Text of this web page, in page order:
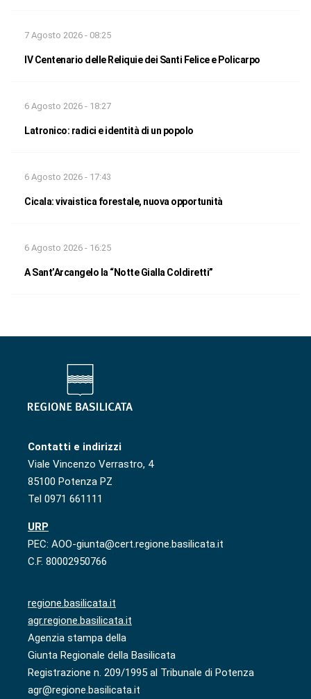
7 Agosto 2026 - 08:25
IV Centenario delle Reliquie dei Santi Felice e Policarpo
6 Agosto 2026 - 18:27
Latronico: radici e identità di un popolo
6 Agosto 2026 - 17:43
Cicala: vivaistica forestale, nuova opportunità
6 Agosto 2026 - 16:25
A Sant’Arcangelo la “Notte Gialla Coldiretti”
Contatti e indirizzi
Viale Vincenzo Verrastro, 4
85100 Potenza PZ
Tel 0971 661111
URP
PEC: AOO-giunta@cert.regione.basilicata.it
C.F. 80002950766
regione.basilicata.it
agr.regione.basilicata.it
Agenzia stampa della
Giunta Regionale della Basilicata
Registrazione n. 209/1995 al Tribunale di Potenza
agr@regione.basilicata.it